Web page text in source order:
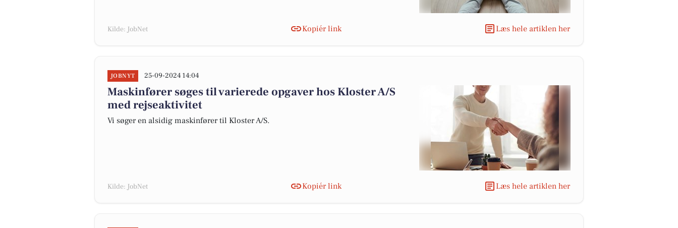
Kilde: JobNet Kopiér link Læs hele artiklen her
JOBNYT 25-09-2024 14:04
Maskinfører søges til varierede opgaver hos Kloster A/S
med rejseaktivitet
Vi søger en alsidig maskinfører til Kloster A/S.
Kilde: JobNet Kopiér link Læs hele artiklen her